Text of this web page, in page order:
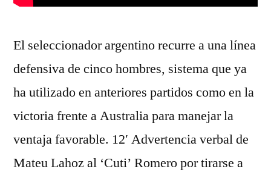
El seleccionador argentino recurre a una línea
defensiva de cinco hombres, sistema que ya
ha utilizado en anteriores partidos como en la
victoria frente a Australia para manejar la
ventaja favorable. 12′ Advertencia verbal de
Mateu Lahoz al ‘Cuti’ Romero por tirarse a